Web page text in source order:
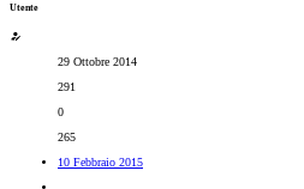
Utente
29 Ottobre 2014
291
0
265
10 Febbraio 2015